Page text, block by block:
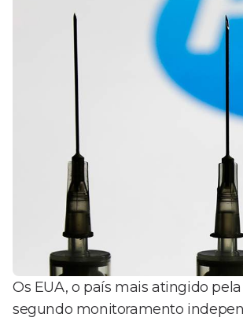
Os EUA, o país mais atingido
segundo monitoramento